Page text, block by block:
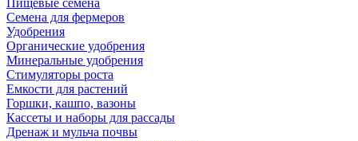
Пищевые семена
Семена для фермеров
Удобрения
Органические удобрения
Минеральные удобрения
Стимуляторы роста
Емкости для растений
Горшки, кашпо, вазоны
Кассеты и наборы для рассады
Дренаж и мульча почвы